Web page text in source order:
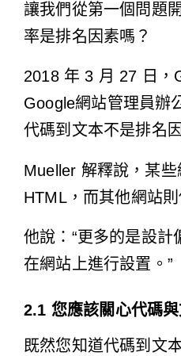
讓我們從第一個問題
率是排名因素嗎？
2018 年 3 月 27 日，
Google網站管理員辦
代碼到文本不是排名
Mueller 解釋說，某
HTML，而其他網站則
他說：“更多的是設計
在網站上進行設置。”
2.1 您應該關心代碼
既然您知道代碼到文